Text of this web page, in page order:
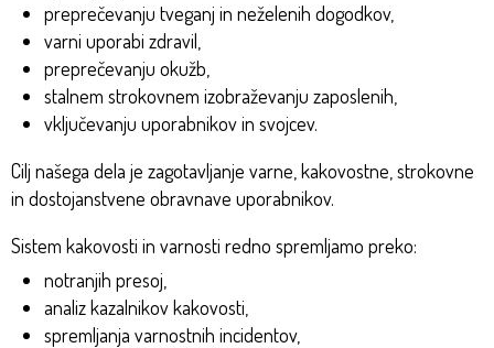
preprečevanju tveganj in neželenih dogodkov,
varni uporabi zdravil,
preprečevanju okužb,
stalnem strokovnem izobraževanju zaposlenih,
vključevanju uporabnikov in svojcev.
Cilj našega dela je zagotavljanje varne, kakovostne, strokovne
in dostojanstvene obravnave uporabnikov.
Sistem kakovosti in varnosti redno spremljamo preko:
notranjih presoj,
analiz kazalnikov kakovosti,
spremljanja varnostnih incidentov,